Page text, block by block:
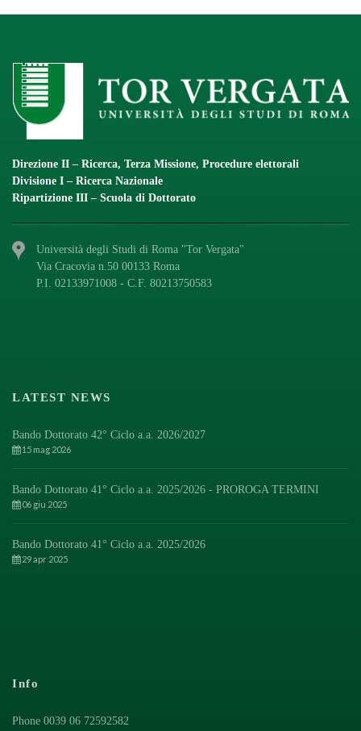
Direzione II – Ricerca, Terza Missione, Procedure elettorali
Divisione I – Ricerca Nazionale
Ripartizione III – Scuola di Dottorato
Università degli Studi di Roma "Tor Vergata"
Via Cracovia n.50 00133 Roma
P.I. 02133971008 - C.F. 80213750583
LATEST NEWS
Bando Dottorato 42° Ciclo a.a. 2026/2027
15 mag 2026
Bando Dottorato 41° Ciclo a.a. 2025/2026 - PROROGA TERMINI
06 giu 2025
Bando Dottorato 41° Ciclo a.a. 2025/2026
29 apr 2025
Info
Phone 0039 06 72592582